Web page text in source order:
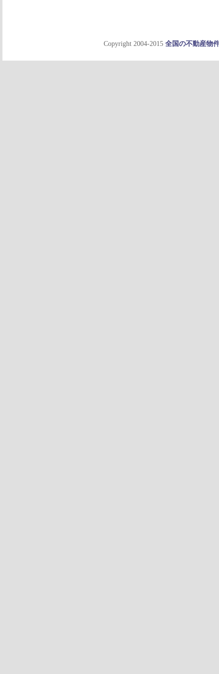
Copyright 2004-2015 全国の不動産物